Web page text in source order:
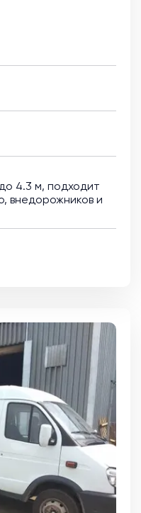
4.3 м, подходит
внедорожников и